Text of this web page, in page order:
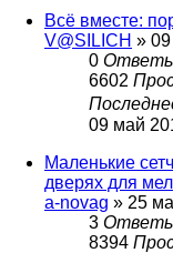
Всё вместе:
V@SILICH »
0
6602
09 май
Маленькие
дверях для
a-novag » 25
3
8394